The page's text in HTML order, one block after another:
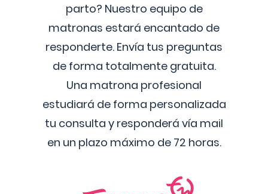
parto? Nuestro equipo de
matronas estará encantado de
responderte. Envía tus preguntas
de forma totalmente gratuita.
Una matrona profesional
estudiará de forma personalizada
tu consulta y responderá vía mail
en un plazo máximo de 72 horas.